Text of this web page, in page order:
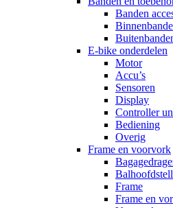
Banden
E-bike onderdelen
Motor
Accu’s
Sensoren
Display
Controller
Bediening
Overig
Frame en voorvork
Frame
Frame en